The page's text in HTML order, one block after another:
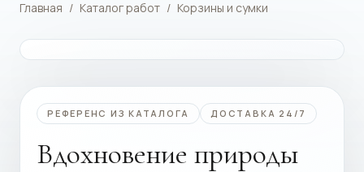
Главная / Каталог работ / Корзины и сумки
РЕФЕРЕНС ИЗ КАТАЛОГА ДОСТАВКА 24/7
Вдохновение природы